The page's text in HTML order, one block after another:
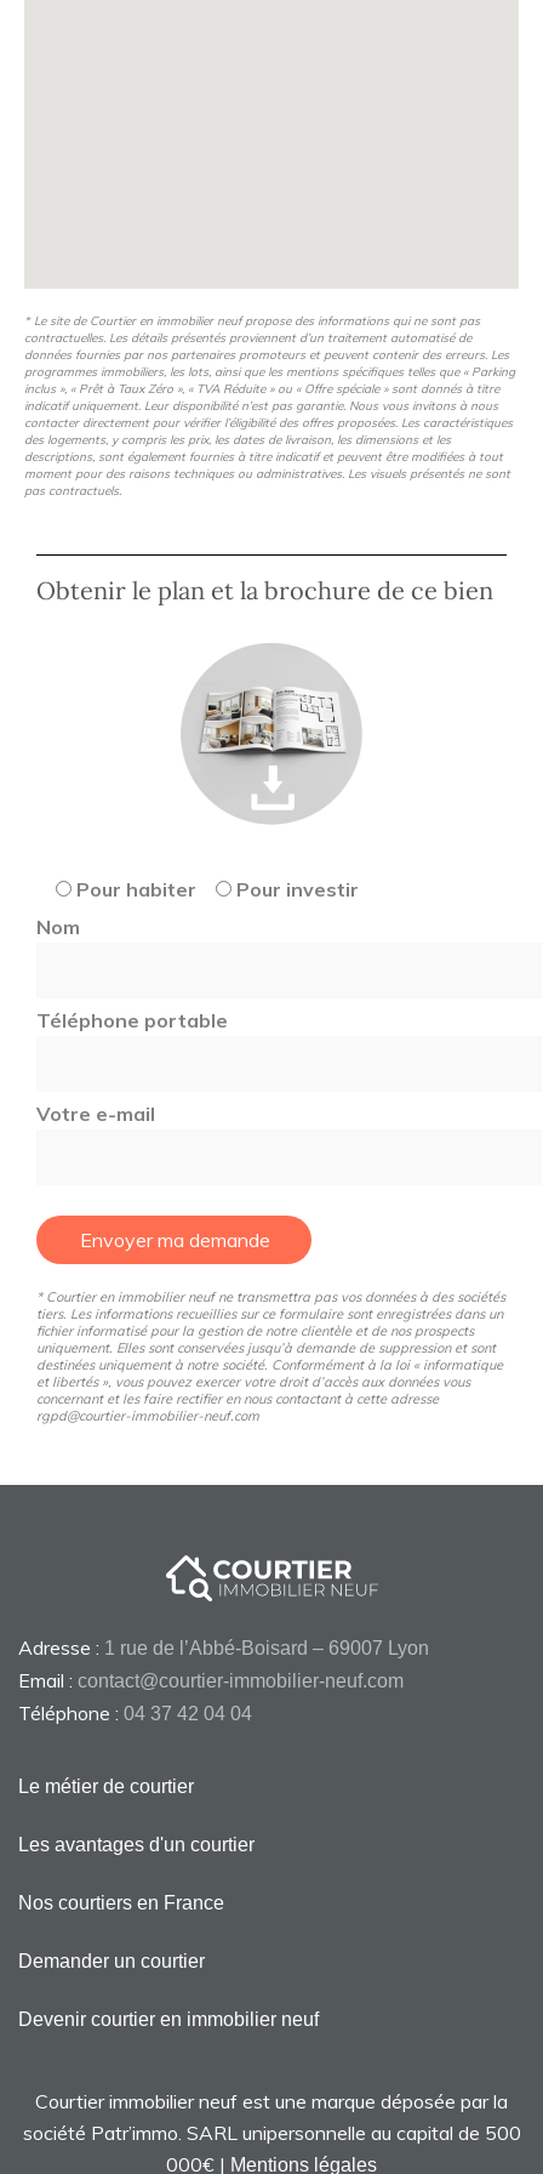
* Le site de Courtier en immobilier neuf propose des informations qui ne sont pas
contractuelles. Les détails présentés proviennent d’un traitement automatisé de
données fournies par nos partenaires promoteurs et peuvent contenir des erreurs. Les
programmes immobiliers, les lots, ainsi que les mentions spécifiques telles que « Parking
inclus », « Prêt à Taux Zéro », « TVA Réduite » ou « Offre spéciale » sont donnés à titre
indicatif uniquement. Leur disponibilité n’est pas garantie. Nous vous invitons à nous
contacter directement pour vérifier l’éligibilité des offres proposées. Les caractéristiques
des logements, y compris les prix, les dates de livraison, les dimensions et les
descriptions, sont également fournies à titre indicatif et peuvent être modifiées à tout
moment pour des raisons techniques ou administratives. Les visuels présentés ne sont
pas contractuels.
Obtenir le plan et la brochure de ce bien
Pour habiter
Pour investir
Nom
Téléphone portable
Votre e-mail
Envoyer ma demande
* Courtier en immobilier neuf ne transmettra pas vos données à des sociétés
tiers. Les informations recueillies sur ce formulaire sont enregistrées dans un
fichier informatisé pour la gestion de notre clientèle et de nos prospects
uniquement. Elles sont conservées jusqu’à demande de suppression et sont
destinées uniquement à notre société. Conformément à la loi « informatique
et libertés », vous pouvez exercer votre droit d’accès aux données vous
concernant et les faire rectifier en nous contactant à cette adresse
rgpd@courtier-immobilier-neuf.com
Adresse : 1 rue de l’Abbé-Boisard – 69007 Lyon
Email : contact@courtier-immobilier-neuf.com
Téléphone : 04 37 42 04 04
Le métier de courtier
Les avantages d'un courtier
Nos courtiers en France
Demander un courtier
Devenir courtier en immobilier neuf
Courtier immobilier neuf est une marque déposée par la
société Patr’immo. SARL unipersonnelle au capital de 500
000€ | Mentions légales